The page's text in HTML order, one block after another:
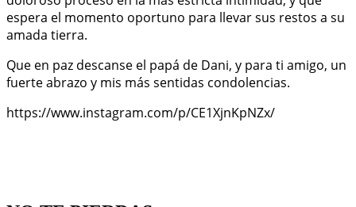
espera el momento oportuno para llevar sus restos a su
amada tierra.
Que en paz descanse el papá de Dani, y para ti amigo, un
fuerte abrazo y mis más sentidas condolencias.
https://www.instagram.com/p/CE1XjnKpNZx/